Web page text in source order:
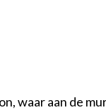
waar aan de